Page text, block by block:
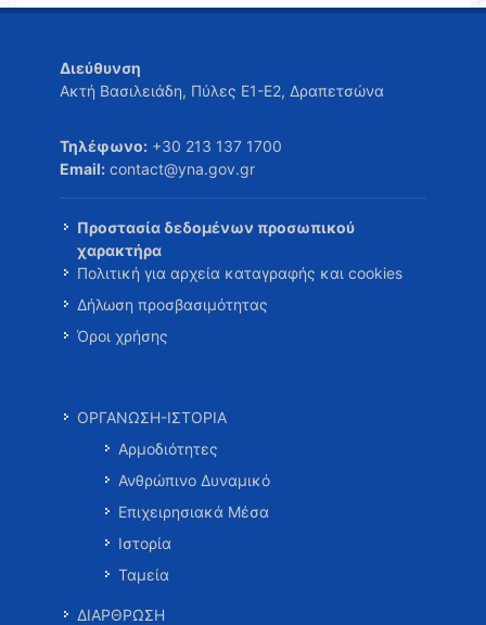
Διεύθυνση
Ακτή Βασιλειάδη, Πύλες Ε1-Ε2, Δραπετσώνα
Τηλέφωνο: +30 213 137 1700
Email: contact@yna.gov.gr
Προστασία δεδομένων προσωπικού
χαρακτήρα
Πολιτική για αρχεία καταγραφής και cookies
Δήλωση προσβασιμότητας
Όροι χρήσης
ΟΡΓΑΝΩΣΗ-ΙΣΤΟΡΙΑ
Αρμοδιότητες
Ανθρώπινο Δυναμικό
Επιχειρησιακά Μέσα
Ιστορία
Ταμεία
ΔΙΑΡΘΡΩΣΗ